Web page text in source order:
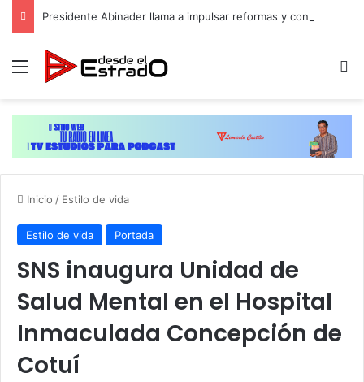
Menú
Inicio / Estilo de vida
Estilo de vida Portada
SNS inaugura Unidad de
Salud Mental en el Hospital
Inmaculada Concepción de
Cotuí